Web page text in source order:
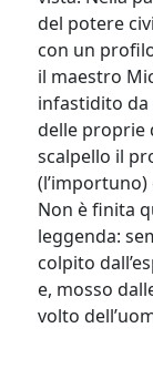
del potere
con un
il maestro
infastidito da
delle proprie
scalpello il
Non è finita
leggenda:
colpito
e, mosso
volto